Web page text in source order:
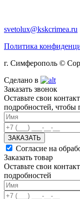
svetolux@kskcrimea.ru
Политика
г. Симферополь ©
Сделано в
Заказать звонок
Оставьте свои
подробностей, чтобы
ЗАКАЗАТЬ
Согласие на
Заказать товар
Оставьте свои
подробностей